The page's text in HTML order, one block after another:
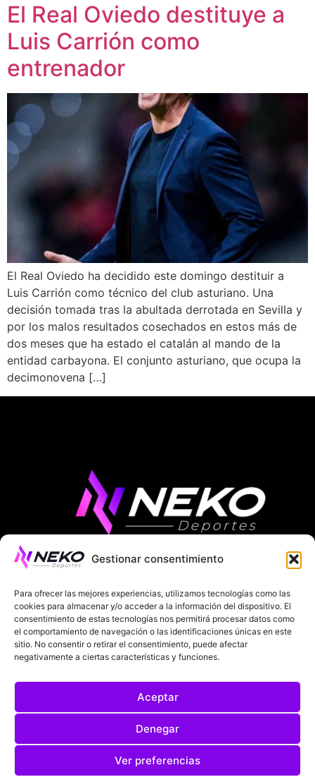
Gestionar consentimiento
Para ofrecer las mejores experiencias, utilizamos tecnologías como las
cookies para almacenar y/o acceder a la información del dispositivo. El
consentimiento de estas tecnologías nos permitirá procesar datos como
el comportamiento de navegación o las identificaciones únicas en este
sitio. No consentir o retirar el consentimiento, puede afectar
negativamente a ciertas características y funciones.
Aceptar
Denegar
Ver preferencias
El Real Oviedo destituye a
Luis Carrión como
entrenador
El Real Oviedo ha decidido este domingo destituir a
Luis Carrión como técnico del club asturiano. Una
decisión tomada tras la abultada derrotada en Sevilla y
por los malos resultados cosechados en estos más de
dos meses que ha estado el catalán al mando de la
entidad carbayona. El conjunto asturiano, que ocupa la
decimonovena […]
ÚLTIMAS NOTICIAS COMPETICIONES EUROPEAS
LA LIGA MUNDIAL 2026 FÚTBOL INTERNACIONAL
SOBRE NOSOTROS
POLÍTICA DE PRIVACIDAD
POLÍTICA DE COOKIES